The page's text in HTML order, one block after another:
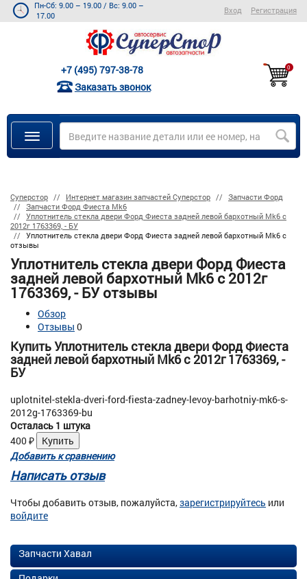
Пн-Сб: 9.00 – 19.00 / Вс: 9.00 –
17.00
Вход Регистрация
+7 (495) 797-38-78
Заказать звонок
0
Суперстор Интернет магазин запчастей Суперстор
Запчасти Форд
Запчасти Форд Фиеста Mk6
Уплотнитель стекла двери Форд Фиеста задней левой бархотный Mk6 с
2012г 1763369, - БУ
Уплотнитель стекла двери Форд Фиеста задней левой бархотный Mk6 с
отзывы
Уплотнитель стекла двери Форд Фиеста
задней левой бархотный Mk6 с 2012г
1763369, - БУ отзывы
Обзор
Отзывы 0
Купить Уплотнитель стекла двери Форд Фиеста
задней левой бархотный Mk6 с 2012г 1763369, -
БУ
uplotnitel-stekla-dveri-ford-fiesta-zadney-levoy-barhotniy-mk6-s-
2012g-1763369-bu
Осталась 1 штука
400₽
Добавить к сравнению
Написать отзыв
Чтобы добавить отзыв, пожалуйста,зарегистрируйтесь или
войдите
Запчасти Хавал